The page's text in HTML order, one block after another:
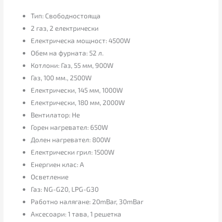
Тип: Свободностояща
2 газ, 2 електрически
Електрическа мощност: 4500W
Обем на фурната: 52 л.
Котлони: Газ, 55 мм, 900W
Газ, 100 мм., 2500W
Електрически, 145 мм, 1000W
Електрически, 180 мм, 2000W
Вентилатор: Не
Горен нагревател: 650W
Долен нагревател: 800W
Електрически грил: 1500W
Енергиен клас: А
Осветление
Газ: NG-G20, LPG-G30
Работно налягане: 20mBar, 30mBar
Аксесоари: 1 тава, 1 решетка